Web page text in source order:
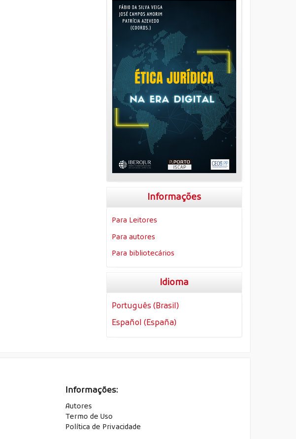
Informações
Para Leitores
Para autores
Para bibliotecários
Idioma
Português (Brasil)
Español (España)
Informações:
Autores
Termo de Uso
Política de Privacidade